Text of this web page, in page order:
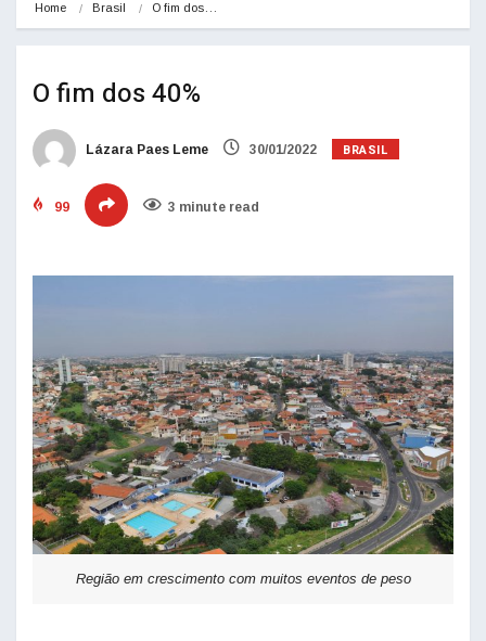
Home Brasil O fim dos…
O fim dos 40%
Lázara Paes Leme 30/01/2022 BRASIL
99 3 minute read
Região em crescimento com muitos eventos de peso